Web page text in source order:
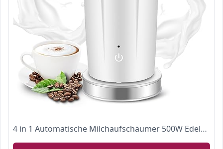
4 in 1 Automatische Milchaufschäumer 500W Edelstahl Elektrische Milchschäumer 240ml für Kalten und Heißen Milchschaum oder Erhitzen Antihaftbeschichtung Geeignet für Milch Kaffee Cappuccino usw